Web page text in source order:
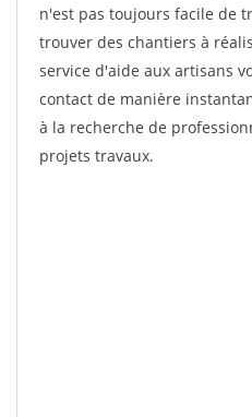
n'est pas toujours facile de
trouver des chantiers à
service d'aide aux artisans
contact de manière
à la recherche de
projets travaux.